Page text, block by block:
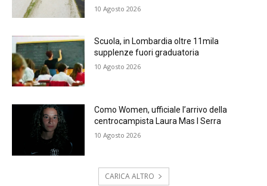
10 Agosto 2026
Scuola, in Lombardia oltre 11mila
supplenze fuori graduatoria
10 Agosto 2026
Como Women, ufficiale l’arrivo della
centrocampista Laura Mas I Serra
10 Agosto 2026
CARICA ALTRO